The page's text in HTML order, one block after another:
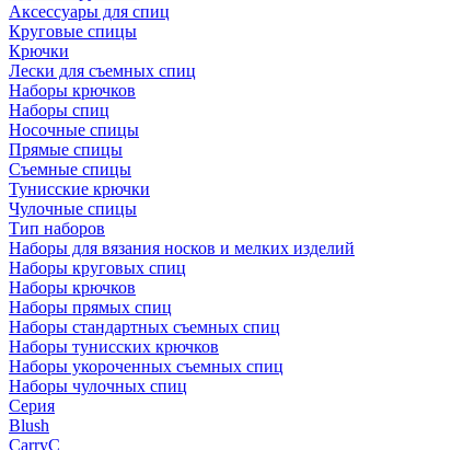
Аксессуары для спиц
Круговые спицы
Крючки
Лески для съемных спиц
Наборы крючков
Наборы спиц
Носочные спицы
Прямые спицы
Съемные спицы
Тунисские крючки
Чулочные спицы
Тип наборов
Наборы для вязания носков и мелких изделий
Наборы круговых спиц
Наборы крючков
Наборы прямых спиц
Наборы стандартных съемных спиц
Наборы тунисских крючков
Наборы укороченных съемных спиц
Наборы чулочных спиц
Серия
Blush
CarryC